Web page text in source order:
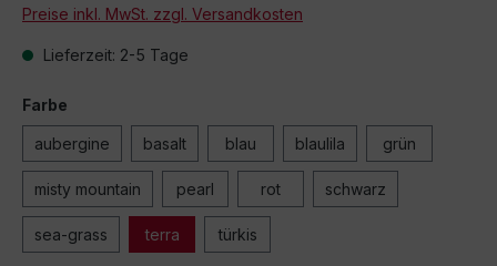
Preise inkl. MwSt. zzgl. Versandkosten
Lieferzeit: 2-5 Tage
Farbe
aubergine basalt blau blaulila grün
misty mountain pearl rot schwarz
sea-grass terra türkis